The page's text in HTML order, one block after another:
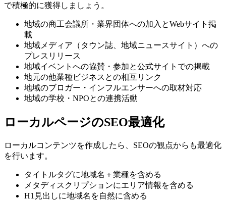
で積極的に獲得しましょう。
地域の商工会議所・業界団体への加入とWebサイト掲
載
地域メディア（タウン誌、地域ニュースサイト）への
プレスリリース
地域イベントへの協賛・参加と公式サイトでの掲載
地元の他業種ビジネスとの相互リンク
地域のブロガー・インフルエンサーへの取材対応
地域の学校・NPOとの連携活動
ローカルページのSEO最適化
ローカルコンテンツを作成したら、SEOの観点からも最適化
を行います。
タイトルタグに地域名＋業種を含める
メタディスクリプションにエリア情報を含める
H1見出しに地域名を自然に含める